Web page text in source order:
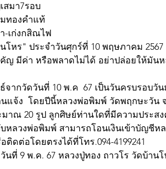
สมา7รอบ
ทองคำแท้
-เก่งกสิณไฟ
หร" ประจำวันศุกร์ที่ 10 พฤษภาคม
ญ มีค่า หรือพลาดไม่ได้ อย่าปล่อยให้มัน
จากวัดวันที่ 10 พ.ค  67 เป็นวันครบรอบวั
แจ้ง  โดยปีนี้หลวงพ่อพิมพ์ วัดพฤกษะวัน
มาณ 20 รูป ลูกศิษย์ท่านใดที่มีความประส
ลวงพ่อพิมพ์ สามารถโอนเงินเข้าบัญชีห
ดต่อโดยตรงได้ที่โทร.094-4199241
วันที่ 9 พ.ค. 67 หลวงปู่ทอง ถาวโร วัดบ้า